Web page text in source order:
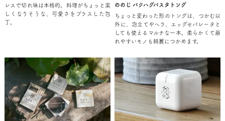
レスで切れ味は本格的。料理がちょっと楽
しくなりそうな、可愛さをプラスした包
丁。
ののじ パクハグパスタトング
ちょっと変わった形のトングは、つかむ以
外に、泡立てやヘラ、エッグセパレータと
しても使えるマルチな一本。柔らかくて崩
れやすいモノも綺麗につかめます。